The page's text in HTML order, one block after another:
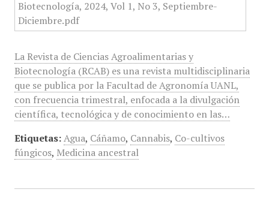
La Revista de Ciencias Agroalimentarias y
Biotecnología (RCAB) es una revista multidisciplinaria
que se publica por la Facultad de Agronomía UANL,
con frecuencia trimestral, enfocada a la divulgación
científica, tecnológica y de conocimiento en las…
Etiquetas: Agua, Cáñamo, Cannabis, Co-cultivos
fúngicos, Medicina ancestral